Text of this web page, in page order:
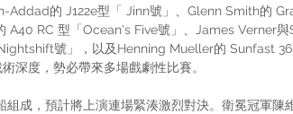
Addad的 J122e型「 Jinn號」、Glenn Smith的
A40 RC 型「Ocean's Five號」、James Verner
號」，以及Henning Mueller的 Sunfast
深度，勢必帶來多場戲劇性比賽。
組成，預計將上演連場緊湊激烈對決。衛冕冠軍陳